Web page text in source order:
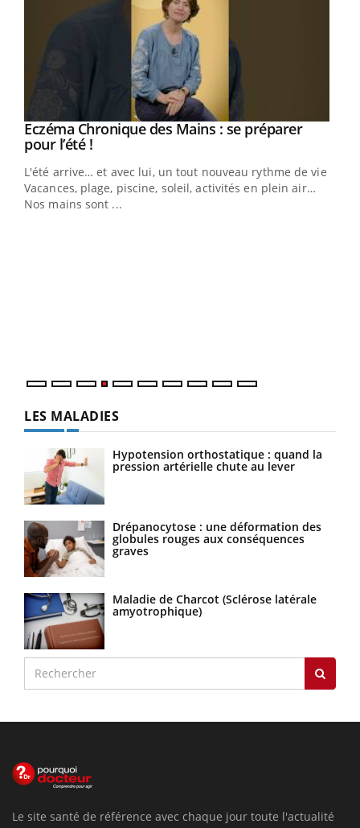
Youtube
Eczéma Chronique des Mains : se préparer
pour l’été !Youtube
L'été arrive… et avec lui, un tout nouveau rythme de vie !
Vacances, plage, piscine, soleil, activités en plein air…
Nos mains sont ...
LES MALADIES
Hypotension orthostatique : quand la
pression artérielle chute au lever
Drépanocytose : une déformation des
globules rouges aux conséquences
graves
Maladie de Charcot (Sclérose latérale
amyotrophique)
Le site santé de référence avec chaque jour toute l'actualité